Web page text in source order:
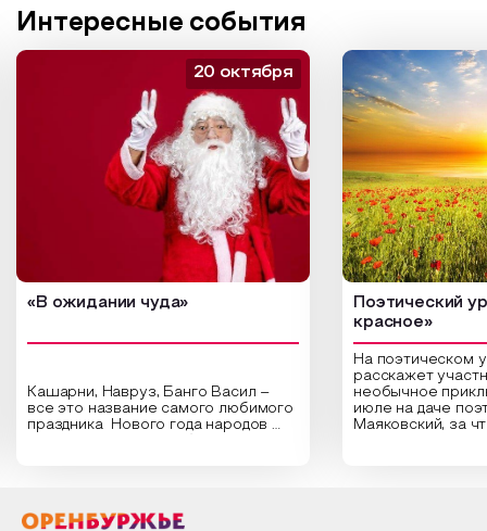
Интересные события
«В ожидании чуда»
Кашарни, Навруз, Банго Васил –
все это название самого любимого
праздника Нового года народов
о том, как встречают новый год в
20 октября
Поэтический
красное»
На поэтическом
расскажет
необычное
июле на даче
Маяковский, за